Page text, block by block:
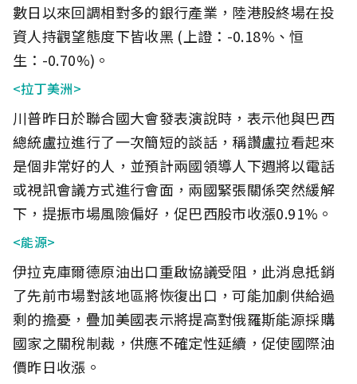
數日以來回調相對多的銀行產業，陸港股終場在投
資人持觀望態度下皆收黑 (上證：-0.18%、恒
生：-0.70%)。
<拉丁美洲>
川普昨日於聯合國大會發表演說時，表示他與巴西
總統盧拉進行了一次簡短的談話，稱讚盧拉看起來
是個非常好的人，並預計兩國領導人下週將以電話
或視訊會議方式進行會面，兩國緊張關係突然緩解
下，提振市場風險偏好，促巴西股市收漲0.91%。
<能源>
伊拉克庫爾德原油出口重啟協議受阻，此消息抵銷
了先前市場對該地區將恢復出口，可能加劇供給過
剩的擔憂，疊加美國表示將提高對俄羅斯能源採購
國家之關稅制裁，供應不確定性延續，促使國際油
價昨日收漲。